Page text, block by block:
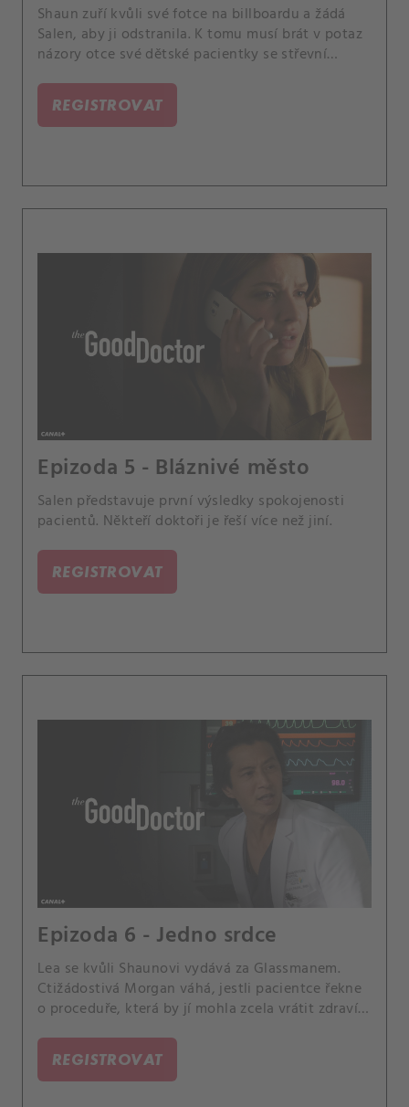
Shaun zuří kvůli své fotce na billboardu a žádá
Salen, aby ji odstranila. K tomu musí brát v potaz
názory otce své dětské pacientky se střevní
REGISTROVAT
Epizoda 5 - Bláznivé město
Salen představuje první výsledky spokojenosti
pacientů. Někteří doktoři je řeší více než jiní.
REGISTROVAT
Epizoda 6 - Jedno srdce
Lea se kvůli Shaunovi vydává za Glassmanem.
Ctižádostivá Morgan váhá, jestli pacientce řekne
o proceduře, která by jí mohla zcela vrátit zdraví,
REGISTROVAT